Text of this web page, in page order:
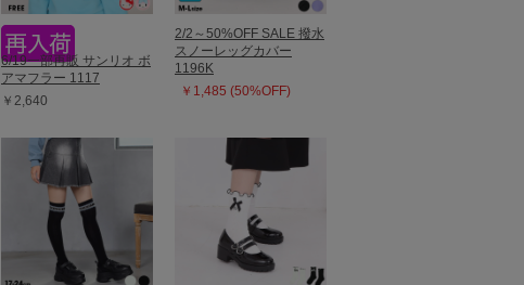
6/19一部再販 サンリオ ボ
アマフラー 1117
￥2,640
2/2～50%OFF SALE 撥水
スノーレッグカバー
1196K
￥1,485 (50%OFF)